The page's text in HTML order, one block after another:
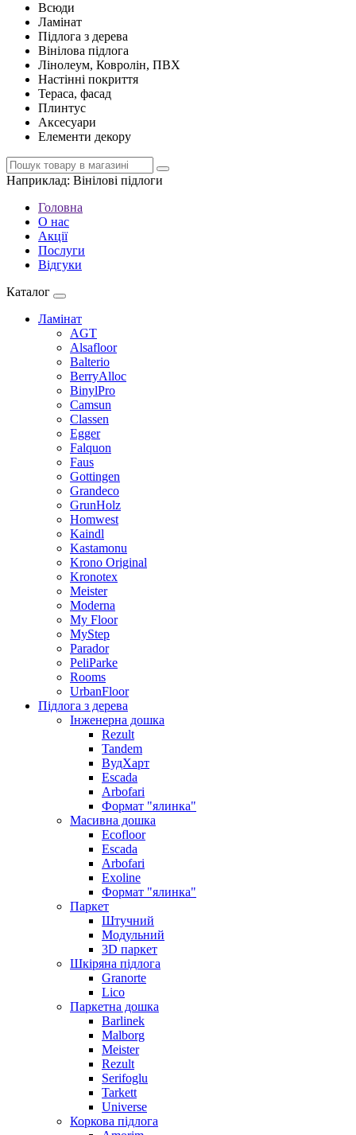
Всюди
Ламінат
Підлога з дерева
Вінілова підлога
Лінолеум, Ковролін, ПВХ
Настінні покриття
Тераса, фасад
Плинтус
Аксесуари
Елементи декору
Наприклад: Вінілові підлоги
Головна
О нас
Акції
Послуги
Відгуки
Каталог
Ламінат
AGT
Alsafloor
Balterio
BerryAlloc
BinylPro
Camsun
Classen
Egger
Falquon
Faus
Gottingen
Grandeco
GrunHolz
Homwest
Kaindl
Kastamonu
Krono Original
Kronotex
Meister
Moderna
My Floor
MyStep
Parador
PeliParke
Rooms
UrbanFloor
Підлога з дерева
Інженерна дошка
Rezult
Tandem
ВудХарт
Escada
Arbofari
Формат "ялинка"
Масивна дошка
Ecofloor
Escada
Arbofari
Exoline
Формат "ялинка"
Паркет
Штучний
Модульний
3D паркет
Шкіряна підлога
Granorte
Lico
Паркетна дошка
Barlinek
Malborg
Meister
Rezult
Serifoglu
Tarkett
Universe
Коркова підлога